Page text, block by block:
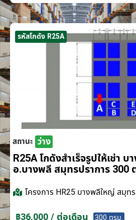
รหัสโกดัง R25A
สถานะ ว่าง
R25A โกดังสำเร็จรูปให้เช่า
อ.บางพลี สมุทรปราการ 300
โครงการ HR25 บางพลีใหญ่ สมุท
฿36,000 / ต่อเดือน 300 ตรม.